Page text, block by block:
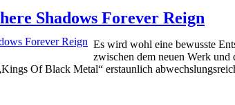
Shadows Forever Reign
Es wird wohl eine bewusste
zwischen dem neuen Werk
Of Black Metal“ erstaunlich